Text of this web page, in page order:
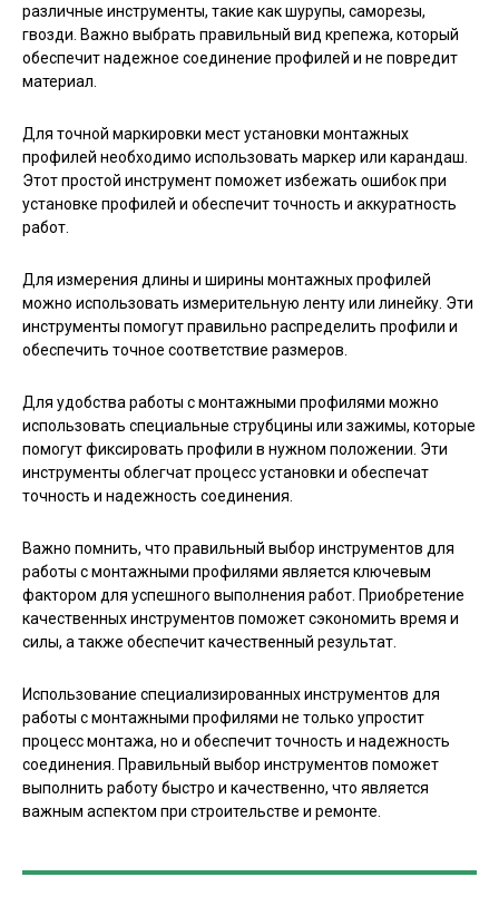
различные инструменты, такие как шурупы, саморезы,
гвозди. Важно выбрать правильный вид крепежа, который
обеспечит надежное соединение профилей и не повредит
материал.
Для точной маркировки мест установки монтажных
профилей необходимо использовать маркер или карандаш.
Этот простой инструмент поможет избежать ошибок при
установке профилей и обеспечит точность и аккуратность
работ.
Для измерения длины и ширины монтажных профилей
можно использовать измерительную ленту или линейку. Эти
инструменты помогут правильно распределить профили и
обеспечить точное соответствие размеров.
Для удобства работы с монтажными профилями можно
использовать специальные струбцины или зажимы, которые
помогут фиксировать профили в нужном положении. Эти
инструменты облегчат процесс установки и обеспечат
точность и надежность соединения.
Важно помнить, что правильный выбор инструментов для
работы с монтажными профилями является ключевым
фактором для успешного выполнения работ. Приобретение
качественных инструментов поможет сэкономить время и
силы, а также обеспечит качественный результат.
Использование специализированных инструментов для
работы с монтажными профилями не только упростит
процесс монтажа, но и обеспечит точность и надежность
соединения. Правильный выбор инструментов поможет
выполнить работу быстро и качественно, что является
важным аспектом при строительстве и ремонте.